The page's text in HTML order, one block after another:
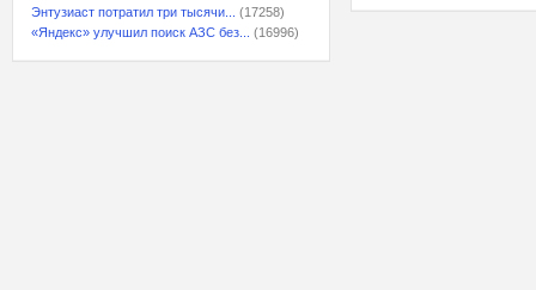
Энтузиаст потратил три тысячи...
(17258)
«Яндекс» улучшил поиск АЗС без...
(16996)